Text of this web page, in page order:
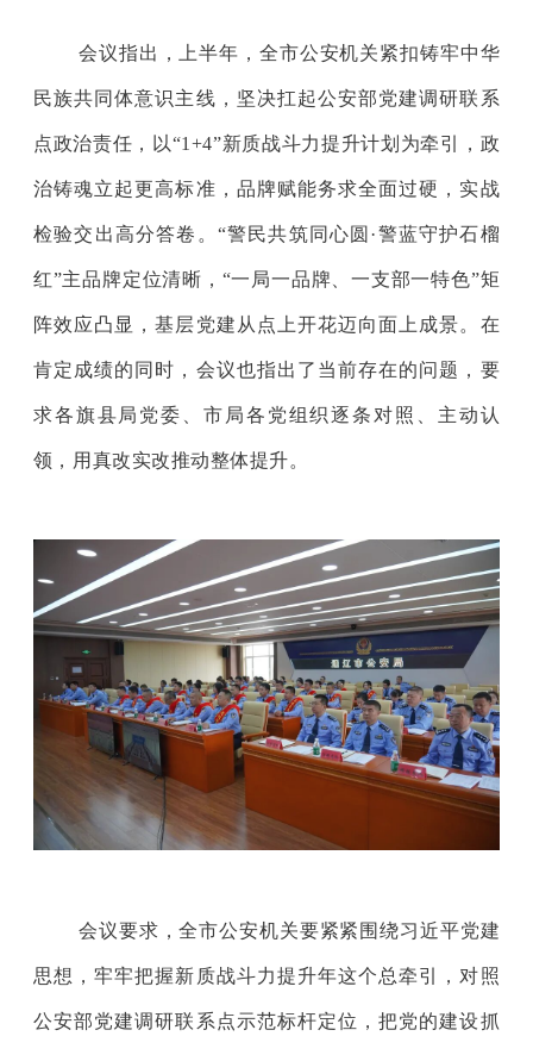
会议指出，上半年，全市公安机关紧扣铸牢中华
民族共同体意识主线，坚决扛起公安部党建调研联系
点政治责任，以“1+4”新质战斗力提升计划为牵引，政
治铸魂立起更高标准，品牌赋能务求全面过硬，实战
检验交出高分答卷。“警民共筑同心圆·警蓝守护石榴
红”主品牌定位清晰，“一局一品牌、一支部一特色”矩
阵效应凸显，基层党建从点上开花迈向面上成景。在
肯定成绩的同时，会议也指出了当前存在的问题，要
求各旗县局党委、市局各党组织逐条对照、主动认
领，用真改实改推动整体提升。
会议要求，全市公安机关要紧紧围绕习近平党建
思想，牢牢把握新质战斗力提升年这个总牵引，对照
公安部党建调研联系点示范标杆定位，把党的建设抓